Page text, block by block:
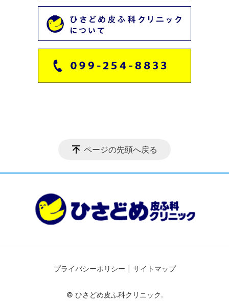
ページの先頭へ戻る
プライバシーポリシー サイトマップ
© ひさどめ皮ふ科クリニック.